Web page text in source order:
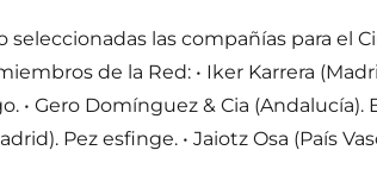
seleccionadas las compañías para el
de la Red: • Iker Karrera
• Gero Domínguez & Cia (Andalucía).
Pez esfinge. • Jaiotz Osa (País